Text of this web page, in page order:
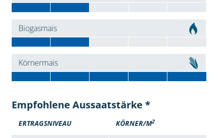
Biogasmais
Körnermais
Empfohlene Aussaatstärke *
ERTRAGSNIVEAU KÖRNER/M2